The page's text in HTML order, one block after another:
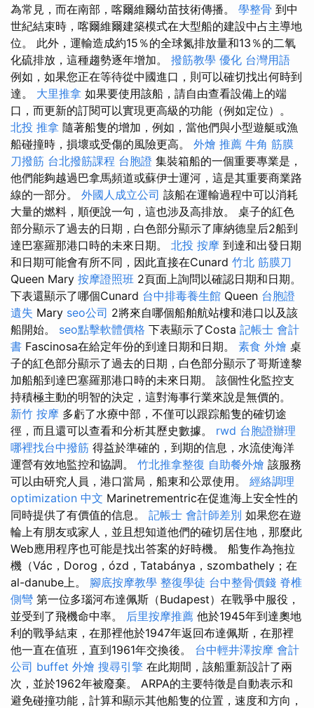
為常見，而在南部，喀爾維爾幼苗技術傳播。 學整骨 到中
世紀結束時，喀爾維爾建築模式在大型船的建設中占主導地
位。 此外，運輸造成約15％的全球氮排放量和13％的二氧
化硫排放，這種趨勢逐年增加。 撥筋教學 優化 台灣用語
例如，如果您正在等待從中國進口，則可以確切找出何時到
達。 大里推拿 如果要使用該船，請自由查看設備上的端
口，而更新的訂閱可以實現更高級的功能（例如定位）。
北投 推拿 隨著船隻的增加，例如，當他們與小型遊艇或漁
船碰撞時，損壞或受傷的風險更高。 外燴 推薦 牛角 筋膜
刀撥筋 台北撥筋課程 台胞證 集裝箱船的一個重要專業是，
他們能夠越過巴拿馬頻道或蘇伊士運河，這是其重要商業路
線的一部分。 外國人成立公司 該船在運輸過程中可以消耗
大量的燃料，順便說一句，這也涉及高排放。 桌子的紅色
部分顯示了過去的日期，白色部分顯示了庫納德皇后2船到
達巴塞羅那港口時的未來日期。 北投 按摩 到達和出發日期
和日期可能會有所不同，因此直接在Cunard 竹北 筋膜刀
Queen Mary 按摩證照班 2頁面上詢問以確認日期和日期。
下表還顯示了哪個Cunard 台中排毒養生館 Queen 台胞證
遺失 Mary seo公司 2將來自哪個船舶航站樓和港口以及該
船開始。 seo點擊軟體價格 下表顯示了Costa 記帳士 會計
書 Fascinosa在給定年份的到達日期和日期。 素食 外燴 桌
子的紅色部分顯示了過去的日期，白色部分顯示了哥斯達黎
加船船到達巴塞羅那港口時的未來日期。 該個性化監控支
持積極主動的明智的決定，這對海事行業來說是無價的。
新竹 按摩 多虧了水療中部，不僅可以跟踪船隻的確切途
徑，而且還可以查看和分析其歷史數據。 rwd 台胞證辦理
哪裡找台中撥筋 得益於準確的，到期的信息，水流使海洋
運營有效地監控和協調。 竹北推拿整復 自助餐外燴 該服務
可以由研究人員，港口當局，船東和公眾使用。 經絡調理
optimization 中文 Marinetrementric在促進海上安全性的
同時提供了有價值的信息。 記帳士 會計師差別 如果您在遊
輪上有朋友或家人，並且想知道他們的確切居住地，那麼此
Web應用程序也可能是找出答案的好時機。 船隻作為拖拉
機（Vác，Dorog，ózd，Tatabánya，szombathely；在
al-danube上。 腳底按摩教學 整復學徒 台中整骨價錢 脊椎
側彎 第一位多瑙河布達佩斯（Budapest）在戰爭中服役，
並受到了飛機命中率。 后里按摩推薦 他於1945年到達奧地
利的戰爭結束，在那裡他於1947年返回布達佩斯，在那裡
他一直在值班，直到1961年交換後。 台中輕井澤按摩 會計
公司 buffet 外燴 搜尋引擎 在此期間，該船重新設計了兩
次，並於1962年被廢棄。 ARPA的主要特徵是自動表示和
避免碰撞功能，計算和顯示其他船隻的位置，速度和方向，